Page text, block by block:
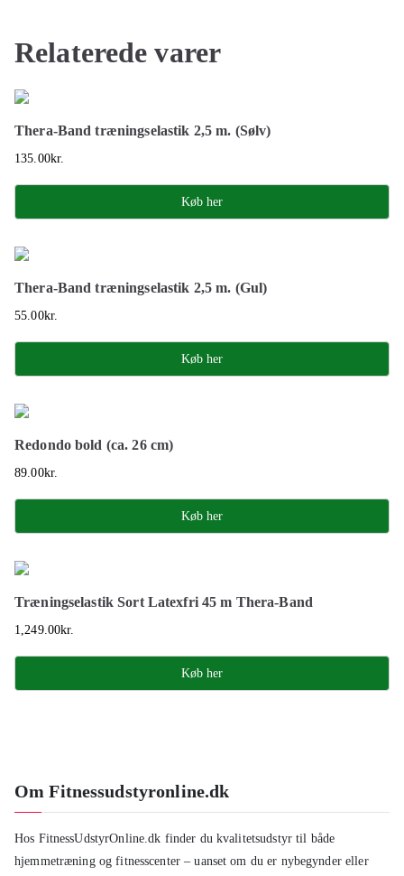
Relaterede varer
Thera-Band træningselastik 2,5 m. (Sølv)
135.00kr.
Køb her
Thera-Band træningselastik 2,5 m. (Gul)
55.00kr.
Køb her
Redondo bold (ca. 26 cm)
89.00kr.
Køb her
Træningselastik Sort Latexfri 45 m Thera-Band
1,249.00kr.
Køb her
Om Fitnessudstyronline.dk
Hos FitnessUdstyrOnline.dk finder du kvalitetsudstyr til både
hjemmetræning og fitnesscenter – uanset om du er nybegynder eller